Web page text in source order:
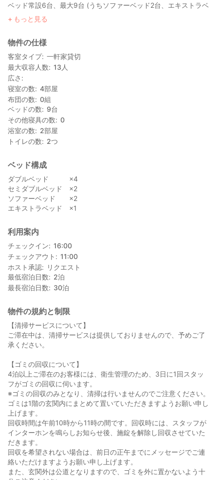
ベッド常設6台、最大9台 (うちソファーベッド2台、エキストラベ
ッド1台)
バスルーム2室（うち露天風呂1室）
キッチン
トイレ2室
【周辺アクセス】
長堀橋駅まで徒歩2分
心斎橋駅まで徒歩6分
道頓堀（グリコの看板）まで徒歩10分
USJまで電車で約40分
JR京都駅まで電車で約45分（心斎橋駅から）
近鉄奈良駅まで電車で約45分（心斎橋駅から）
全てのフロアをプライベート空間としてお楽しみいただけます。
各階の設備は以下の通りです：
1階: 玄関
2階: リビング、ダイニング、キッチン
3階: リビング(寝室)、寝室（1室）
4階: 寝室（2室）
機、乾燥機
・エレベーターはございませんので、階段でのご移動となります
・ご滞在中の食事・清掃サービスはございません（ゴミの回収に
ついては、下記の詳細をご覧ください）
【ゴミの回収について】
フがゴミの回収に伺います。
（ゴミの回収のみとなり、清掃は行いませんのでご了承くださ
い。）
ゴミは1階玄関内にまとめて置いていただきますようお願いいたし
ます。
フがインターホンを鳴らしお知らせした後、開錠して回収させて
いただきます。
もし回収が不要な場合は、前日の正午までにメッセージにてご連
絡ください。
なお、玄関外は公道にあたりますので、絶対にゴミを外に置かな
いようご注意ください。
【入館について】
当館では、電子錠を利用した入退館システムを採用しておりま
す。
チェックイン当日にお送りする暗証番号を使って、スムーズに入
退室いただけます。
もっと見る
物件の仕様
客室タイプ 一軒家貸切
最大収容人数
13 人
広さ
寝室の数
4部屋
布団の数
0組
ベッドの数
9台
その他寝具の数
0
浴室の数
2部屋
トイレの数
2つ
ベッド構成
ダブルベッド ×4
セミダブルベッド ×2
ソファーベッド ×2
エキストラベッド ×1
利用案内
チェックイン
16:00
チェックアウト
11:00
ホスト承認
リクエスト
最低宿泊日数
2泊
最長宿泊日数
30泊
物件の規約と制限
【清掃サービスについて】
ご滞在中は、清掃サービスは提供しておりませんので、予めご了
承ください。
【ゴミの回収について】
4泊以上ご滞在のお客様には、衛生管理のため、3日に1回スタッ
フがゴミの回収に伺います。
※ゴミの回収のみとなり、清掃は行いませんのでご注意ください。
ゴミは1階の玄関内にまとめて置いていただきますようお願い申し
上げます。
回収時間は午前10時から11時の間です。回収時には、スタッフが
インターホンを鳴らしお知らせ後、施錠を解除し回収させていた
だきます。
回収を希望されない場合は、前日の正午までにメッセージでご連
絡いただけますようお願い申し上げます。
また、玄関外は公道となりますので、ゴミを外に置かないよう十